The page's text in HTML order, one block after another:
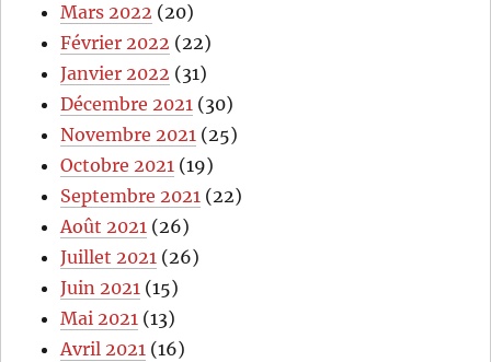
Mars 2022 (20)
Février 2022 (22)
Janvier 2022 (31)
Décembre 2021 (30)
Novembre 2021 (25)
Octobre 2021 (19)
Septembre 2021 (22)
Août 2021 (26)
Juillet 2021 (26)
Juin 2021 (15)
Mai 2021 (13)
Avril 2021 (16)